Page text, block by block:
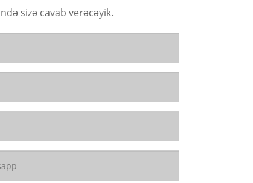
sizə cavab verəcəyik.